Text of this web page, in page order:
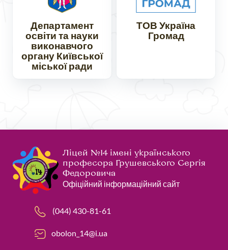
Департамент
освіти та науки
виконавчого
органу Київської
міської ради
ТОВ Україна
Громад
Ліцей №14 імені українського
професора Грушевського Сергія
Федоровича
Офіційний інформаційний сайт
(044) 430-81-61
obolon_14@i.ua